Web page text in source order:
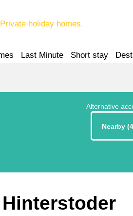
holiday homes.
Last Minute Short stay
Alternative
Nearby